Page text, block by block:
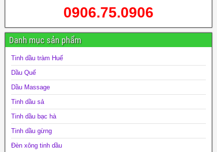
0906.75.0906
Danh mục sản phẩm
Tinh dầu tràm Huế
Dầu Quế
Dầu Massage
Tinh dầu sả
Tinh dầu bạc hà
Tinh dầu gừng
Đèn xông tinh dầu